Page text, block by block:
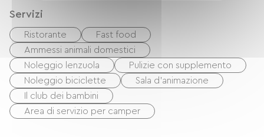
Servizi
Ristorante
Fast food
Ammessi animali domestici
Noleggio lenzuola
Pulizie con supplemento
Noleggio biciclette
Sala d'animazione
Il club dei bambini
Area di servizio per camper